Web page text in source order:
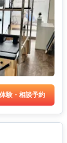
体験・相談予約